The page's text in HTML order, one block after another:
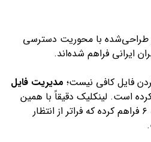
طراحی‌شده با محوریت دسترسی
ایرانی فراهم شده‌اند.
فایل کافی نیست؛ مدیریت فایل
است. لینکلیک دقیقاً با همین
رویکرد، امکاناتی را در نسخه ۶ فراهم کرده که فراتر از انتظار